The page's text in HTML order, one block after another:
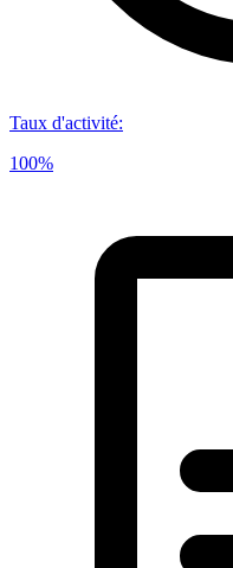
Taux d'activité:
100%